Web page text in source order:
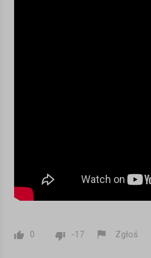
0 -17 Zgłoś